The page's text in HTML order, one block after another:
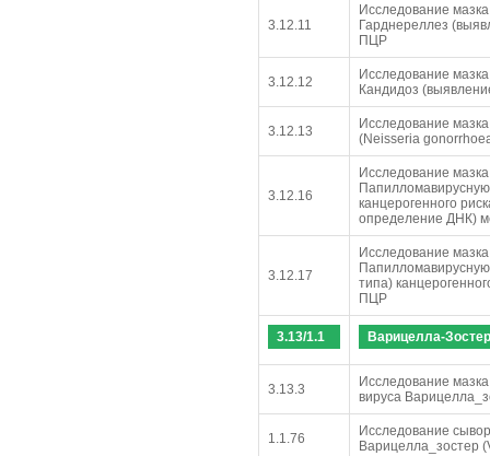
3.12.11
Исследование
Гарднереллез
ПЦР
3.12.12
Исследование
Кандидоз
3.12.13
Исследование
(Neisseria
3.12.16
Исследование
канцерогенного
определение ДНК)
3.12.17
Исследование
типа)
ПЦР
3.13/1.1 Варицелла-Зостер
3.13.3
Исследование
вируса
1.1.76
Исследование
Варицелла_зостер